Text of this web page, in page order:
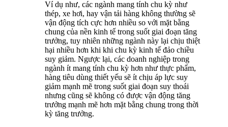
Ví dụ như, các ngành mang tính chu kỳ như
thép, xe hơi, hay vận tải hàng không thường sẽ
vận động tích cực hơn nhiều so với mặt bằng
chung của nền kinh tế trong suốt giai đoạn tăng
trưởng, tuy nhiên những ngành này lại chịu thiệt
hại nhiều hơn khi khi chu kỳ kinh tế đảo chiều
suy giảm. Ngược lại, các doanh nghiệp trong
ngành ít mang tính chu kỳ hơn như thực phẩm,
hàng tiêu dùng thiết yếu sẽ ít chịu áp lực suy
giảm mạnh mẽ trong suốt giai đoạn suy thoái
nhưng cũng sẽ không có được vận động tăng
trưởng mạnh mẽ hơn mặt bằng chung trong thời
kỳ tăng trưởng.